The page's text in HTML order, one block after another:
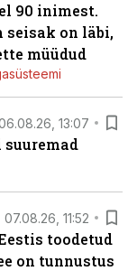
90 inimest.
seisak on läbi,
müüdud
13:07
suuremad
07.08.26, 11:52
toodetud
on tunnustus